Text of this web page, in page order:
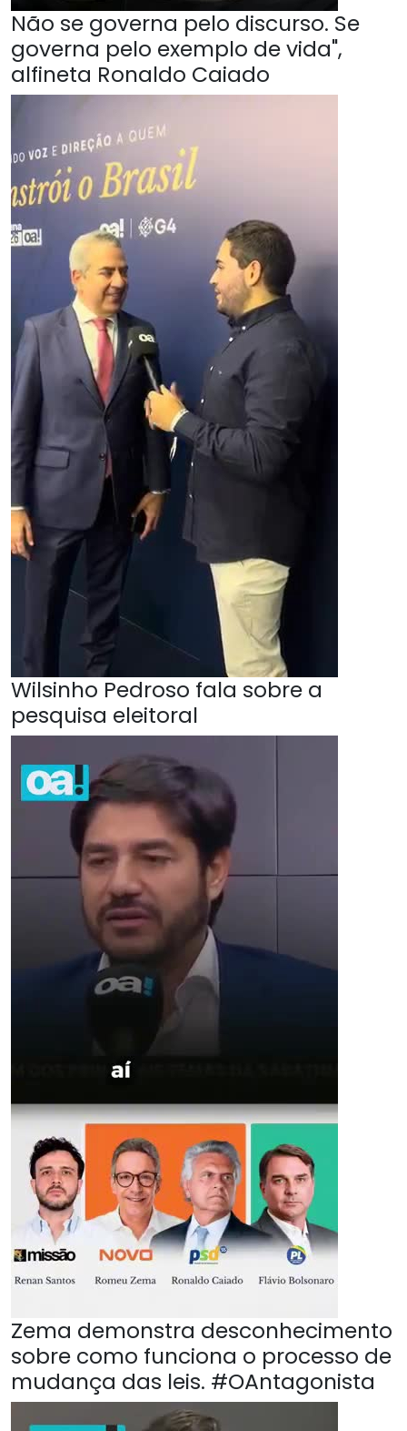
Não se governa pelo discurso. Se
governa pelo exemplo de vida",
alfineta Ronaldo Caiado
Wilsinho Pedroso fala sobre a
pesquisa eleitoral
Zema demonstra desconhecimento
sobre como funciona o processo de
mudança das leis. #OAntagonista